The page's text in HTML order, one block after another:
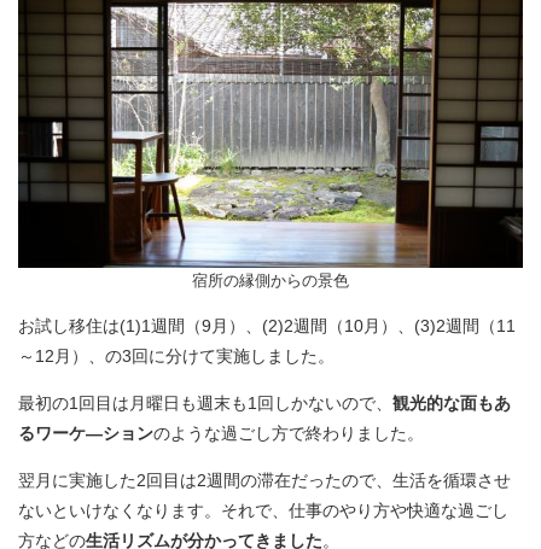
宿所の縁側からの景色
お試し移住は(1)1週間（9月）、(2)2週間（10月）、(3)2週間（11
～12月）、の3回に分けて実施しました。
最初の1回目は月曜日も週末も1回しかないので、 観光的な面もあ
るワーケ―ションのような過ごし方で終わりました。
翌月に実施した2回目は2週間の滞在だったので、生活を循環させ
ないといけなくなります。それで、仕事のやり方や快適な過ごし
方などの生活リズムが分かってきました。